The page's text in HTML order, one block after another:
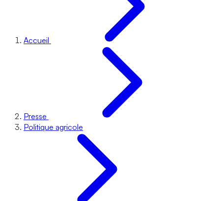
Accueil
Presse
Politique agricole